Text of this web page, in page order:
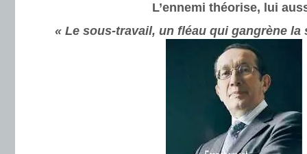
L’ennemi théorise, lui
« Le sous-travail, un fléau qui gangrène la